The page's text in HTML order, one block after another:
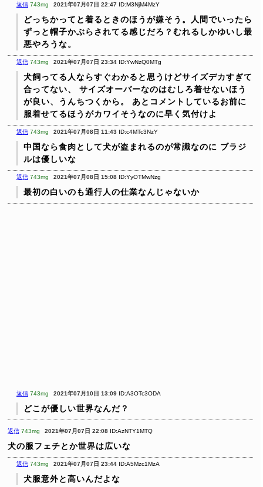
返信 743mg 2021年07月07日 22:47 ID:M3NjM4MzY
どっちかってと着るときのほうが嫌そう。人間でいったら
ずっと帽子かぶらされてる感じだろ？むれるしかゆいし最
悪やろうな。
返信 743mg 2021年07月07日 23:34 ID:YwNzQ0MTg
犬飼ってる人ならすぐわかると思うけどサイズデカすぎて
合ってない、
サイズオーバーなのはむしろ着せないほう
が良い、うんちつくから。
あとコメントしているお前に
服着せてるほうがカワイそうなのに早く気付けよ
返信 743mg 2021年07月08日 11:43 ID:c4MTc3NzY
中国なら食肉として犬が盗まれるのが常識なのに ブラジ
ルは優しいな
返信 743mg 2021年07月08日 15:08 ID:YyOTMwNzg
最初の白いのも通行人の仕業なんじゃないか
返信 743mg 2021年07月10日 13:09 ID:A3OTc3ODA
どこが優しい世界なんだ？
返信 743mg 2021年07月07日 22:08 ID:AzNTY1MTQ
犬の服フェチとか世界は広いな
返信 743mg 2021年07月07日 23:44 ID:A5Mzc1MzA
犬服意外と高いんだよな